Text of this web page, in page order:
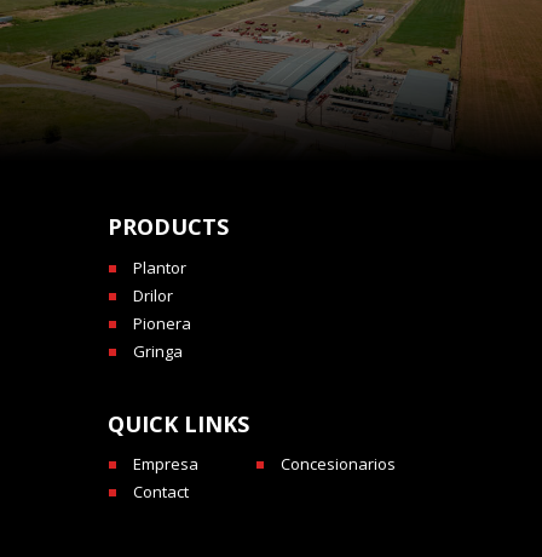
PRODUCTS
Plantor
Drilor
Pionera
Gringa
QUICK LINKS
Empresa
Concesionarios
Contact